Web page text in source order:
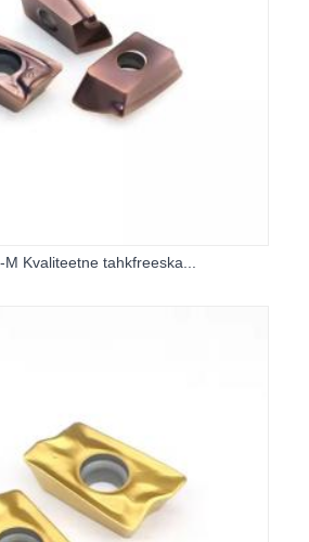
Kvaliteetne tahkfreeska...